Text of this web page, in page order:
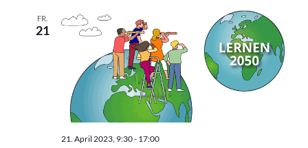
FR.
21
21. April 2023, 9:30- 17:00